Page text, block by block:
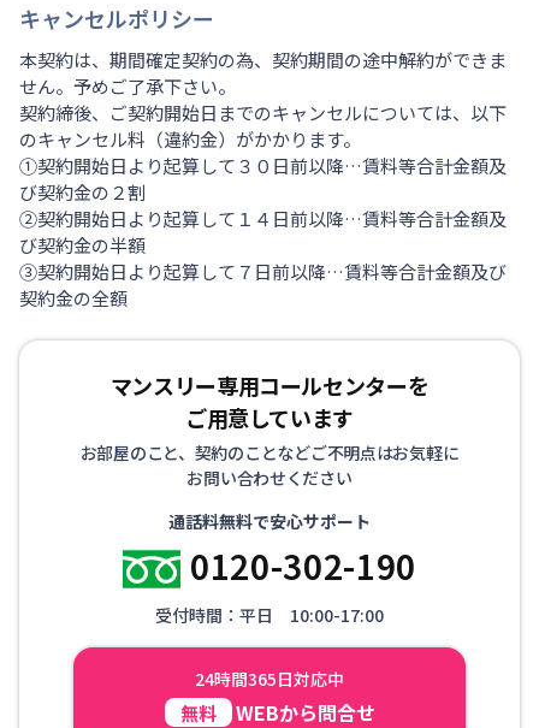
キャンセルポリシー
本契約は、期間確定契約の為、契約期間の途中解約ができま
せん。予めご了承下さい。
契約締後、ご契約開始日までのキャンセルについては、以下
のキャンセル料（違約金）がかかります。
①契約開始日より起算して３０日前以降…賃料等合計金額及
び契約金の２割
②契約開始日より起算して１４日前以降…賃料等合計金額及
び契約金の半額
③契約開始日より起算して７日前以降…賃料等合計金額及び
契約金の全額
マンスリー専用コールセンターを
ご用意しています
お部屋のこと、契約のことなどご不明点はお気軽に
お問い合わせください
通話料無料で安心サポート
0120-302-190
受付時間：平日 10:00-17:00
24時間365日対応中
無料 WEBから問合せ